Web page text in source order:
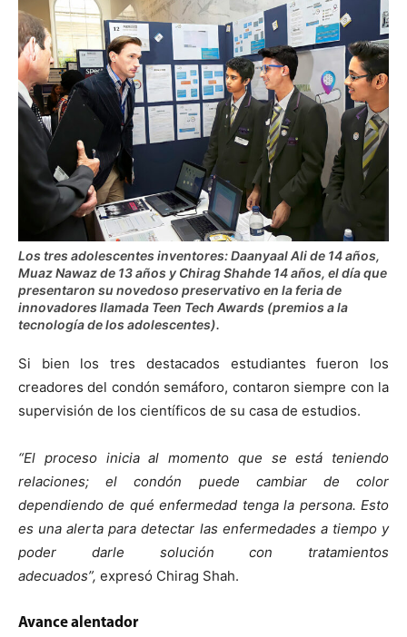
Los tres adolescentes inventores: Daanyaal Ali de 14 años,
Muaz Nawaz de 13 años y Chirag Shahde 14 años, el día que
presentaron su novedoso preservativo en la feria de
innovadores llamada Teen Tech Awards (premios a la
tecnología de los adolescentes).
Si bien los tres destacados estudiantes fueron los
creadores del condón semáforo, contaron siempre con la
supervisión de los científicos de su casa de estudios.
“El proceso inicia al momento que se está teniendo
relaciones; el condón puede cambiar de color
dependiendo de qué enfermedad tenga la persona. Esto
es una alerta para detectar las enfermedades a tiempo y
poder darle solución con tratamientos
adecuados”, expresó Chirag Shah.
Avance alentador